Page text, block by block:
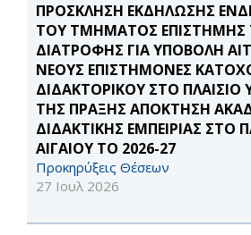
ΠΡΟΣΚΛΗΣΗ ΕΚΔΗΛΩΣΗΣ
ΤΟΥ ΤΜΗΜΑΤΟΣ
ΔΙΑΤΡΟΦΗΣ ΓΙΑ ΥΠΟΒΟΛΗ
ΝΕΟΥΣ ΕΠΙΣΤΗΜΟΝΕΣ
ΔΙΔΑΚΤΟΡΙΚΟΥ ΣΤΟ ΠΛΑΙΣΙΟ
ΤΗΣ ΠΡΑΞΗΣ ΑΠΟΚΤΗΣΗ
ΔΙΔΑΚΤΙΚΗΣ ΕΜΠΕΙΡΙΑΣ ΣΤΟ
ΑΙΓΑΙΟΥ ΤΟ 2026-27
Προκηρύξεις Θέσεων
27 Ιουλ 2026